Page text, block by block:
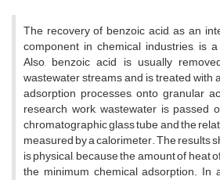
The recovery of benzoic acid, as an
component in chemical industries, is
Also, benzoic acid is usually
wastewater streams and is treated with
adsorption processes, onto granular
research work, wastewater is passed
chromatographic glass tube and the
measured by a calorimeter. The results
is physical, because the amount of heat
the minimum chemical adsorption. In